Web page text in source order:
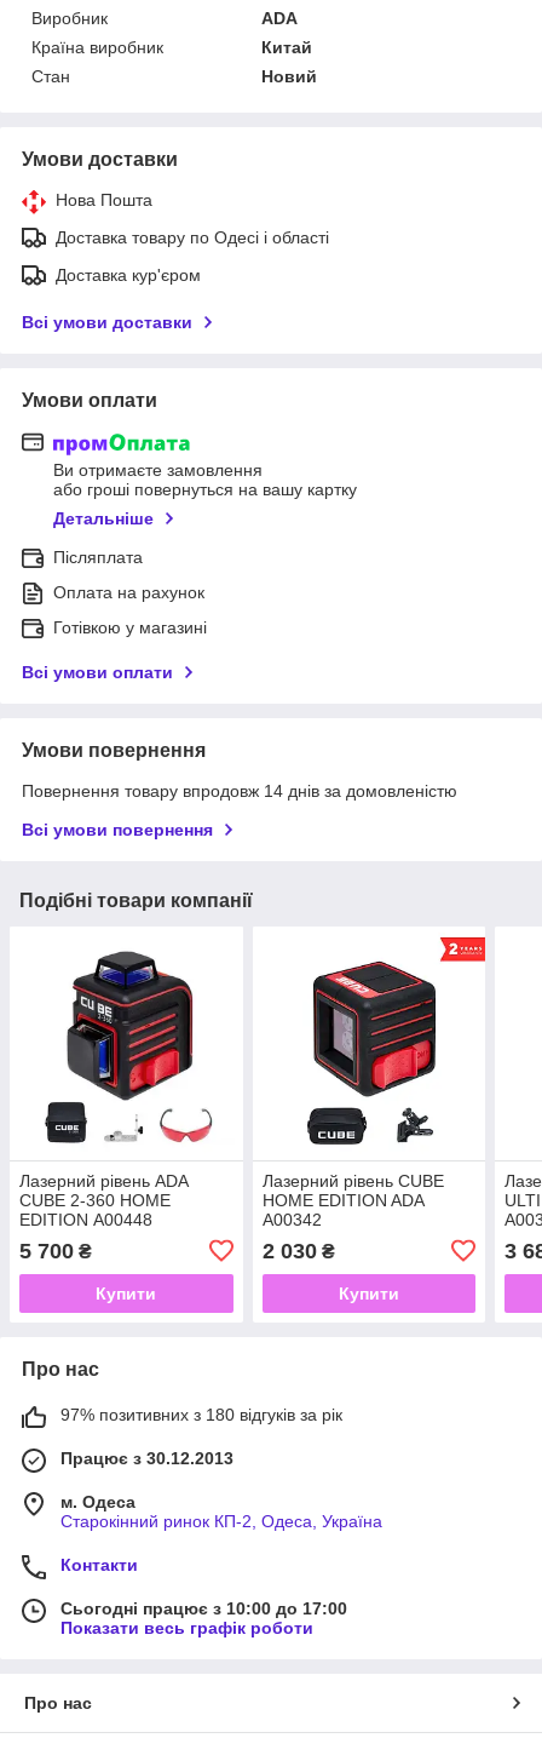
Виробник
ADA
Країна виробник
Китай
Стан
Новий
Умови доставки
Нова Пошта
Доставка товару по Одесі і області
Доставка кур'єром
Всі умови доставки
Умови оплати
Ви отримаєте замовлення
або гроші повернуться на вашу картку
Детальніше
Післяплата
Оплата на рахунок
Готівкою у магазині
Всі умови оплати
Умови повернення
Повернення товару впродовж 14 днів за домовленістю
Всі умови повернення
Подібні товари компанії
Лазерний рівень ADA
CUBE 2-360 HOME
EDITION А00448
5 700 ₴
Купити
Лазерний рівень CUBE
HOME EDITION ADA
А00342
2 030₴
Купити
3
Про нас
97% позитивних з 180 відгуків за рік
Працює з 30.12.2013
м. Одеса
Старокінний ринок КП-2, Одеса, Україна
Контакти
Сьогодні працює з 10:00 до 17:00
Показати весь графік роботи
Про нас